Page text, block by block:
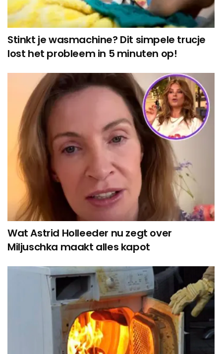
Stinkt je wasmachine? Dit simpele trucje
lost het probleem in 5 minuten op!
Wat Astrid Holleeder nu zegt over
Miljuschka maakt alles kapot